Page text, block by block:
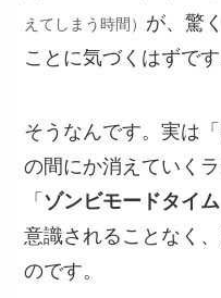
えてしまう時間） が、驚
ことに気づくはずです
そうなんです。実は
の間にか消えていく
「 ゾンビモードタイム
意識されることなく
のです。